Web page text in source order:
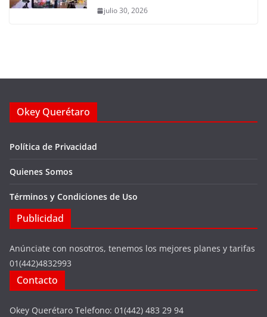
julio 30, 2026
Okey Querétaro
Política de Privacidad
Quienes Somos
Términos y Condiciones de Uso
Publicidad
Anúnciate con nosotros, tenemos los mejores planes y tarifas
01(442)4832993
Contacto
Okey Querétaro Telefono: 01(442) 483 29 94